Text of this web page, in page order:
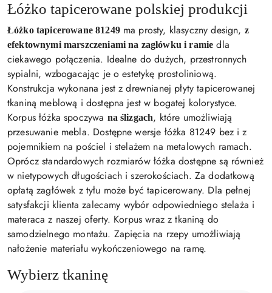
Łóżko tapicerowane polskiej produkcji
Łóżko tapicerowane 81249ma prosty, klasyczny design, z
efektownymi marszczeniami na zagłówku i ramie dla
ciekawego połączenia. Idealne do dużych, przestronnych
sypialni, wzbogacając je o estetykę prostoliniową.
Konstrukcja wykonana jest z drewnianej płyty tapicerowanej
tkaniną meblową i dostępna jest w bogatej kolorystyce.
Korpus łóżka spoczywa na ślizgach, które umożliwiają
przesuwanie mebla. Dostępne wersje łóżka 81249 bez i z
pojemnikiem na pościel i stelażem na metalowych ramach.
Oprócz standardowych rozmiarów łóżka dostępne są również
w nietypowych długościach i szerokościach. Za dodatkową
opłatą zagłówek z tyłu może być tapicerowany. Dla pełnej
satysfakcji klienta zalecamy wybór odpowiedniego stelaża i
materaca z naszej oferty. Korpus wraz z tkaniną do
samodzielnego montażu. Zapięcia na rzepy umożliwiają
nałożenie materiału wykończeniowego na ramę.
Wybierz tkaninę